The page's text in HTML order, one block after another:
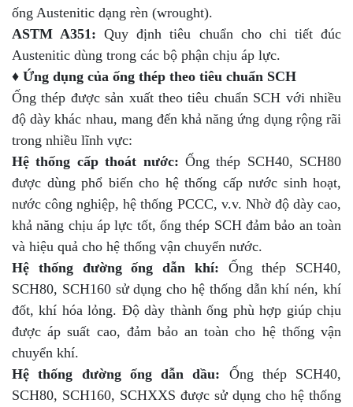
ống Austenitic dạng rèn (wrought).
ASTM A351:Quy định tiêu chuẩn cho chi tiết đúc
Austenitic dùng trong các bộ phận chịu áp lực.
♦ Ứng dụng của ống thép theo tiêu chuẩn SCH
Ống thép được sản xuất theo tiêu chuẩn SCH với nhiều
độ dày khác nhau, mang đến khả năng ứng dụng rộng rãi
trong nhiều lĩnh vực:
Hệ thống cấp thoát nước: Ống thép SCH40, SCH80
được dùng phổ biến cho hệ thống cấp nước sinh hoạt,
nước công nghiệp, hệ thống PCCC, v.v. Nhờ độ dày cao,
khả năng chịu áp lực tốt, ống thép SCH đảm bảo an toàn
và hiệu quả cho hệ thống vận chuyển nước.
Hệ thống đường ống dẫn khí: Ống thép SCH40,
SCH80, SCH160 sử dụng cho hệ thống dẫn khí nén, khí
đốt, khí hóa lỏng. Độ dày thành ống phù hợp giúp chịu
được áp suất cao, đảm bảo an toàn cho hệ thống vận
chuyển khí.
Hệ thống đường ống dẫn dầu: Ống thép SCH40,
SCH80, SCH160, SCHXXS được sử dụng cho hệ thống